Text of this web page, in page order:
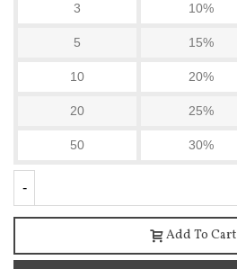
3 10%
5 15%
10 20%
20 25%
50 30%
-
Add To Cart